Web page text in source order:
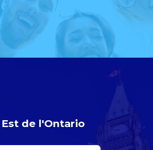
Est de l'Ontario